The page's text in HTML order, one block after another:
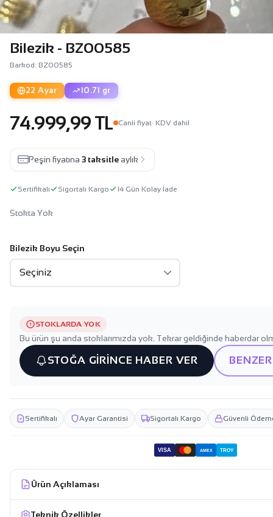
Bilezik - BZ00585
Barkod: BZ00585
22 Ayar 10.71 gr
74.999,99 TL Canli fiyat· KDV dahil
Peşin fiyatına 3 taksitle aylık
Sertifikalı Sigortalı Kargo 14 Gün Kolay İade
Stokta Yok
Bilezik Boyu Seçin
STOKLARDA YOK
Bu ürün şu anda stoklarımızda yok. Tekrar geldiğinde haberdar
STOĞA GİRİNCE HABER VER
Sertifikalı Ayar Garantisi Sigortalı Kargo Güvenli
VISA AMEX TROY
Ürün Açıklaması
Teknik Özellikler